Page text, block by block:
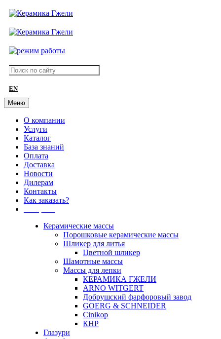
EN
Меню
О компании
Услуги
Каталог
База знаний
Оплата
Доставка
Новости
Дилерам
Контакты
Как заказать?
Керамические массы
Порошковые керамические массы
Шликер для литья
Цветной шликер
Шамотные массы
Массы для лепки
КЕРАМИКА ГЖЕЛИ
ARNO WITGERT
Добрушский фарфоровый завод
GOERG & SCHNEIDER
Cinikop
КНР
Глазури